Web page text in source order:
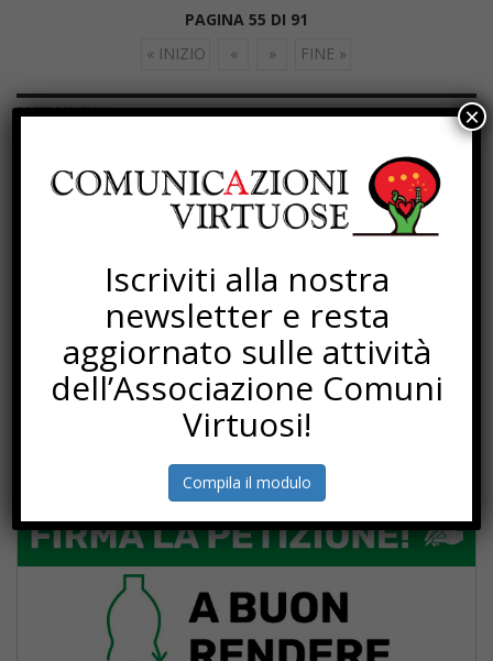
PAGINA 55 DI 91
« INIZIO
« » FINE »
SOTTOSCRIZIONI
Iscriviti alla nostra
newsletter e resta
aggiornato sulle attività
dell’Associazione Comuni
Virtuosi!
Compila il modulo
×